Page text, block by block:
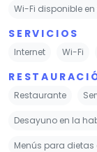
Wi-Fi disponible
SERVICIOS
Internet Wi-Fi
Restaurante
Desayuno en la
Menús para